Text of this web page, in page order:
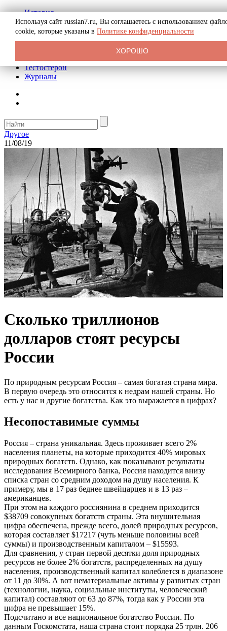
История
Биография
Криминал
Реклама на сайте
Тестостерон
Журналы
Другое
11/08/19
Сколько триллионов
долларов стоят ресурсы
России
По природным ресурсам Россия – самая богатая страна мира.
В первую очередь это относится к недрам нашей страны. Но
есть у нас и другие богатства. Как это выражается в цифрах?
Несопоставимые суммы
Россия – страна уникальная. Здесь проживает всего 2%
населения планеты, на которые приходится 40% мировых
природных богатств. Однако, как показывают результаты
исследования Всемирного банка, Россия находится внизу
списка стран со средним доходом на душу населения. К
примеру, мы в 17 раз беднее швейцарцев и в 13 раз –
американцев.
При этом на каждого россиянина в среднем приходится
$38709 совокупных богатств страны. Эта внушительная
цифра обеспечена, прежде всего, долей природных ресурсов,
которая составляет $17217 (чуть меньше половины всей
суммы) и производственным капиталом – $15593.
Для сравнения, у стран первой десятки доля природных
ресурсов не более 2% богатств, распределенных на душу
населения, производственный капитал колеблется в диапазоне
от 11 до 30%. А вот нематериальные активы у развитых стран
(технологии, наука, социальные институты, человеческий
капитал) составляют от 63 до 87%, тогда как у России эта
цифра не превышает 15%.
Подсчитано и все национальное богатство России. По
данным Госкомстата, наша страна стоит порядка 25 трлн. 206
Используя сайт russian7.ru, Вы соглашаетесь с использованием
cookie, которые указаны в Политике конфиденциальности
ХОРОШО